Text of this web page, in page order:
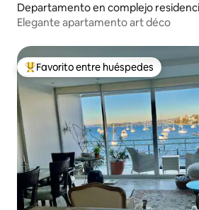
Departamento en complejo
llevue Hill
Elegante apartamento art déco
Favorito entre los huéspedes más
Favorito entre huéspedes